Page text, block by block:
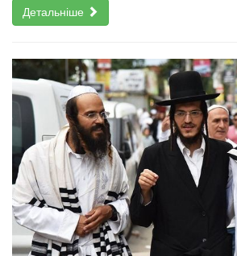
Детальніше